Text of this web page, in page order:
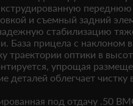
переднюю
и съемный задний
стабилизацию
База прицела с наклоном
траектории оптики в
упрощая
деталей облегчает чистку
под отдачу .50